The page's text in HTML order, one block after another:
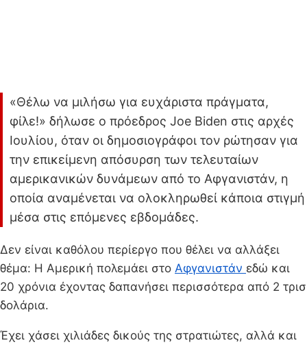
«Θέλω να μιλήσω για ευχάριστα πράγματα,
φίλε!» δήλωσε ο πρόεδρος Joe Biden στις αρχές
Ιουλίου, όταν οι δημοσιογράφοι τον ρώτησαν για
την επικείμενη απόσυρση των τελευταίων
αμερικανικών δυνάμεων από το Αφγανιστάν, η
οποία αναμένεται να ολοκληρωθεί κάποια στιγμή
μέσα στις επόμενες εβδομάδες.
Δεν είναι καθόλου περίεργο που θέλει να αλλάξει
θέμα: Η Αμερική πολεμάει στο Αφγανιστάν εδώ και
20 χρόνια έχοντας δαπανήσει περισσότερα από 2 τρισ
δολάρια.
Έχει χάσει χιλιάδες δικούς της στρατιώτες, αλλά και